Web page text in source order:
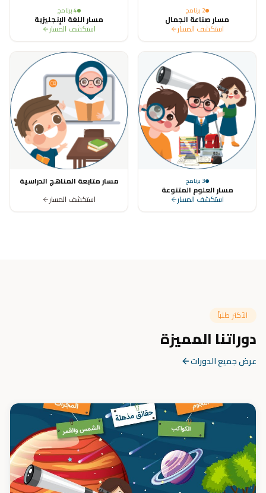
2 برنامج
مسار صناعة الجمال
استكشف المسار
4برنامج
مسار اللغة الإنجليزية
استكشف المسار
3برنامج
مسار العلوم المتنوعة
استكشف المسار
مسار متابعة المناهج الدراسية
استكشف المسار
الأكثر طلباً
دوراتنا المميزة
عرض جميع الدورات